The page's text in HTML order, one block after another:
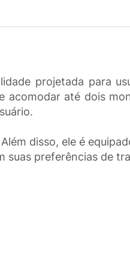
projetada para
acomodar até dois
disso, ele é
suas preferências de